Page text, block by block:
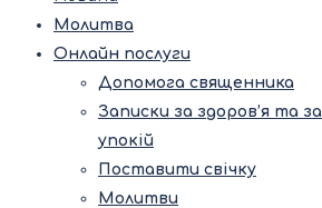
Молитва
Онлайн послуги
Допомога священника
Записки за здоров’я та за
упокій
Поставити свічку
Молитви